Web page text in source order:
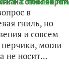
в
гниль, но
и совсем
могли
не носит...